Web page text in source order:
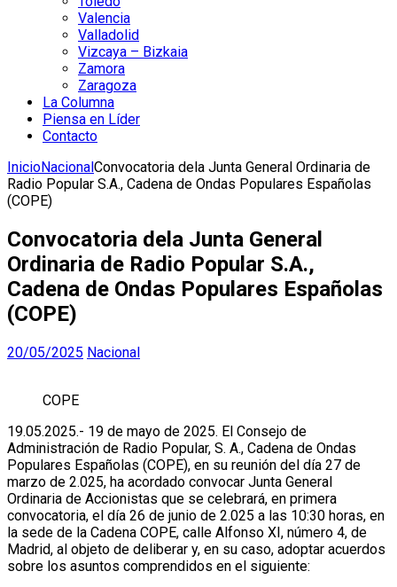
Valencia
Valladolid
Vizcaya – Bizkaia
Zamora
Zaragoza
La Columna
Piensa en Líder
Contacto
InicioNacionalConvocatoria dela Junta General Ordinaria de
Radio Popular S.A., Cadena de Ondas Populares Españolas
(COPE)
Convocatoria dela Junta General
Ordinaria de Radio Popular S.A.,
Cadena de Ondas Populares Españolas
(COPE)
20/05/2025 Nacional
COPE
19.05.2025.- 19 de mayo de 2025. El Consejo de
Administración de Radio Popular, S. A., Cadena de Ondas
Populares Españolas (COPE), en su reunión del día 27 de
marzo de 2.025, ha acordado convocar Junta General
Ordinaria de Accionistas que se celebrará, en primera
convocatoria, el día 26 de junio de 2.025 a las 10:30 horas, en
la sede de la Cadena COPE, calle Alfonso XI, número 4, de
Madrid, al objeto de deliberar y, en su caso, adoptar acuerdos
sobre los asuntos comprendidos en el siguiente: